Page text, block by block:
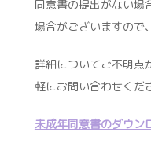
同意書の提出がない場
場合がございますので
詳細についてご不明点
軽にお問い合わせくだ
未成年同意書のダウ